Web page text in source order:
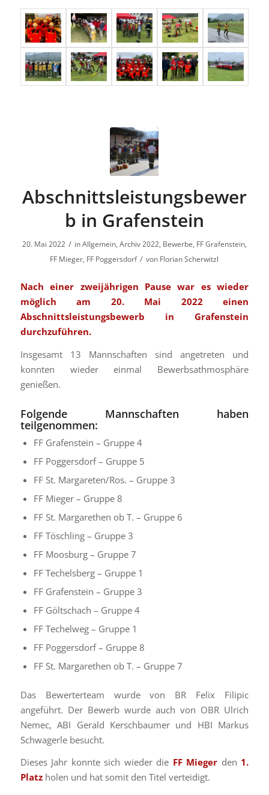
Abschnittsleistungsbewer
b in Grafenstein
20. Mai 2022 / inAllgemein, Archiv 2022, Bewerbe, FF Grafenstein,
FF Mieger, FF Poggersdorf / von Florian Scherwitzl
Nach einer zweijährigen Pause war es wieder
möglich am 20. Mai 2022 einen
Abschnittsleistungsbewerb in Grafenstein
durchzuführen.
Insgesamt 13 Mannschaften sind angetreten und
konnten wieder einmal Bewerbsathmosphäre
genießen.
Folgende Mannschaften haben
teilgenommen:
FF Grafenstein – Gruppe 4
FF Poggersdorf – Gruppe 5
FF St. Margareten/Ros. – Gruppe 3
FF Mieger – Gruppe 8
FF St. Margarethen ob T. – Gruppe 6
FF Töschling – Gruppe 3
FF Moosburg – Gruppe 7
FF Techelsberg – Gruppe 1
FF Grafenstein – Gruppe 3
FF Göltschach – Gruppe 4
FF Techelweg – Gruppe 1
FF Poggersdorf – Gruppe 8
FF St. Margarethen ob T. – Gruppe 7
Das Bewerterteam wurde von BR Felix Filipic
angeführt. Der Bewerb wurde auch von OBR Ulrich
Nemec, ABI Gerald Kerschbaumer und HBI Markus
Schwagerle besucht.
Dieses Jahr konnte sich wieder die FF Mieger den 1.
Platzholen und hat somit den Titel verteidigt.